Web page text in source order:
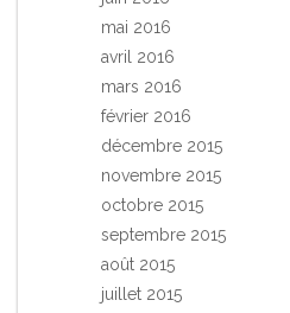
mai 2016
avril 2016
mars 2016
février 2016
décembre 2015
novembre 2015
octobre 2015
septembre 2015
août 2015
juillet 2015